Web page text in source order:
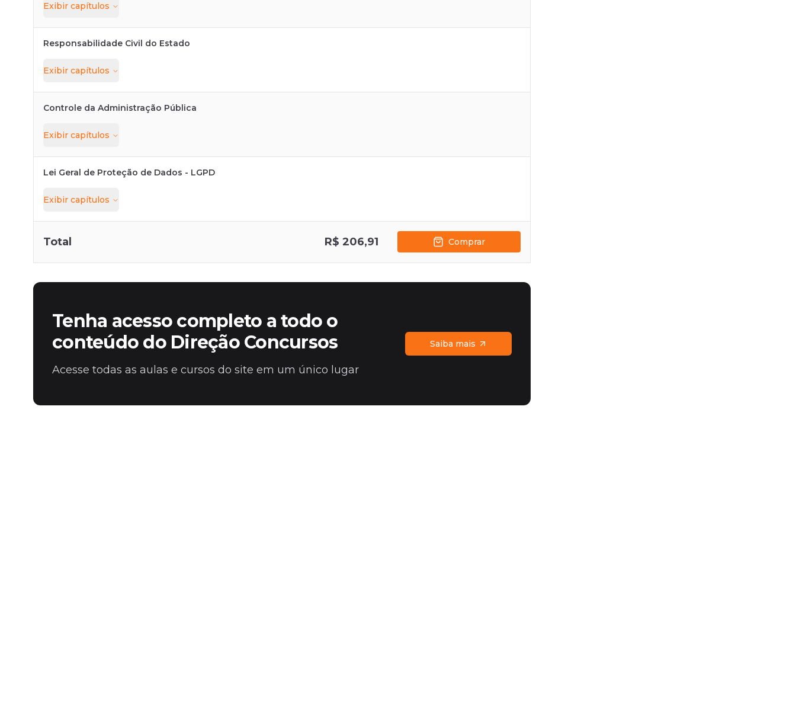
Exibir capítulos
Responsabilidade Civil do Estado
Exibir capítulos
Controle da Administração Pública
Exibir capítulos
Lei Geral de Proteção de Dados - LGPD
Exibir capítulos
Total R$ 206,91 Comprar
Tenha acesso completo a todo o
conteúdo do Direção Concursos
Acesse todas as aulas e cursos do site em um único lugar
Saiba mais